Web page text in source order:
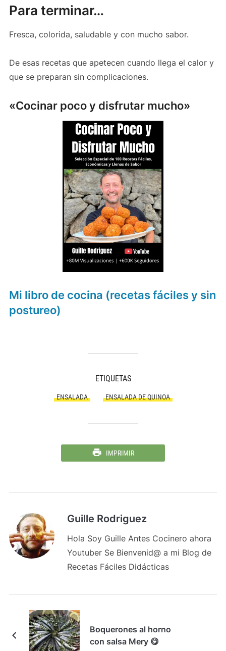
Para terminar…
Fresca, colorida, saludable y con mucho sabor.
De esas recetas que apetecen cuando llega el calor y
que se preparan sin complicaciones.
«Cocinar poco y disfrutar mucho»
Mi libro de cocina (recetas fáciles y sin
postureo)
ETIQUETAS
ENSALADA ENSALADA DE QUINOA
IMPRIMIR
Guille Rodriguez
Hola Soy Guille Antes Cocinero ahora
Youtuber Se Bienvenid@ a mi Blog de
Recetas Fáciles Didácticas
Boquerones al horno
con salsa Mery 😋